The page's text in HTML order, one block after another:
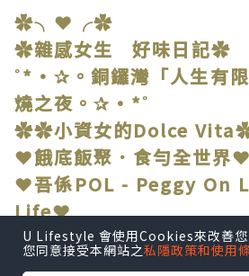
✿╮❤╭✿
✿雜感女生 好味日記✿
˚*•✰。銅鑼灣「人生有
燒之夜。✰•*˚
✿✿小資女的Dolce
❤餓底飯聚．食勻全世界❤
❤吾係POL - Peggy On
Life❤
U Lifestyle 會使用Cookies來改善您
您同意接受本網站之私隱政策和使用